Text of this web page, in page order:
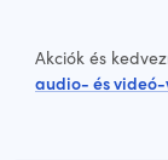
Akciók és
audio- és